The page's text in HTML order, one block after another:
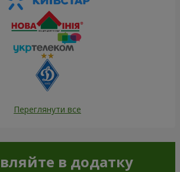
Переглянути все
в додатку